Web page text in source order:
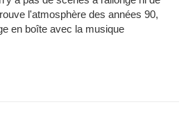
l'atmosphère des années 90,
en boîte avec la musique